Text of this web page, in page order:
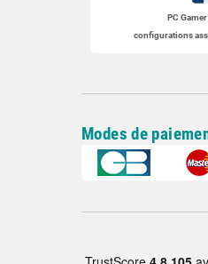
PC Gamer
configurations
Modes de